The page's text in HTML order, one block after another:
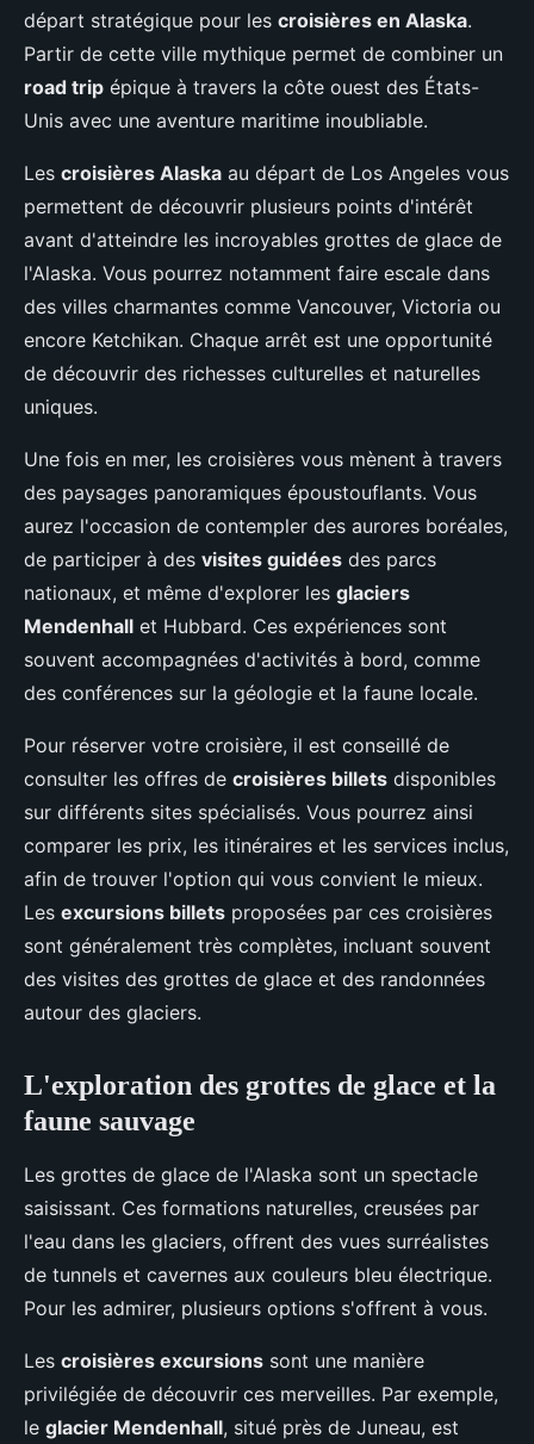
départ stratégique pour les croisières en Alaska.
Partir de cette ville mythique permet de combiner un
road trip épique à travers la côte ouest des États-
Unis avec une aventure maritime inoubliable.
Les croisières Alaska au départ de Los Angeles vous
permettent de découvrir plusieurs points d'intérêt
avant d'atteindre les incroyables grottes de glace de
l'Alaska. Vous pourrez notamment faire escale dans
des villes charmantes comme Vancouver, Victoria ou
encore Ketchikan. Chaque arrêt est une opportunité
de découvrir des richesses culturelles et naturelles
uniques.
Une fois en mer, les croisières vous mènent à travers
des paysages panoramiques époustouflants. Vous
aurez l'occasion de contempler des aurores boréales,
de participer à des visites guidées des parcs
nationaux, et même d'explorer les glaciers
Mendenhall et Hubbard. Ces expériences sont
souvent accompagnées d'activités à bord, comme
des conférences sur la géologie et la faune locale.
Pour réserver votre croisière, il est conseillé de
consulter les offres de croisières billets disponibles
sur différents sites spécialisés. Vous pourrez ainsi
comparer les prix, les itinéraires et les services inclus,
afin de trouver l'option qui vous convient le mieux.
Les excursions billets proposées par ces croisières
sont généralement très complètes, incluant souvent
des visites des grottes de glace et des randonnées
autour des glaciers.
L'exploration des grottes de glace et la
faune sauvage
Les grottes de glace de l'Alaska sont un spectacle
saisissant. Ces formations naturelles, creusées par
l'eau dans les glaciers, offrent des vues surréalistes
de tunnels et cavernes aux couleurs bleu électrique.
Pour les admirer, plusieurs options s'offrent à vous.
Les croisières excursions sont une manière
privilégiée de découvrir ces merveilles. Par exemple,
le glacier Mendenhall, situé près de Juneau, est